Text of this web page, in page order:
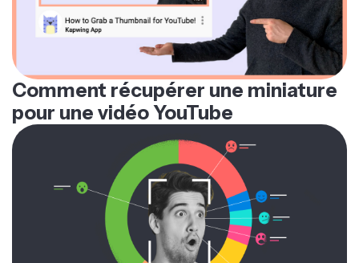
Comment récupérer une miniature
pour une vidéo YouTube